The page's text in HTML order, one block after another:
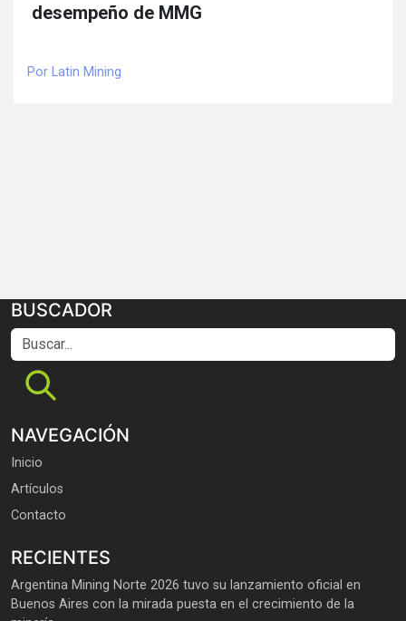
desempeño de MMG
Por Latin Mining
BUSCADOR
Buscar...
NAVEGACIÓN
Inicio
Artículos
Contacto
RECIENTES
Argentina Mining Norte 2026 tuvo su lanzamiento oficial en
Buenos Aires con la mirada puesta en el crecimiento de la